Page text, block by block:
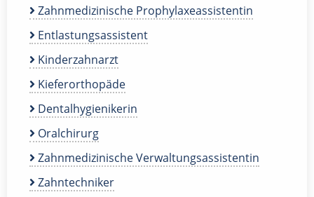
Zahnmedizinische Prophylaxeassistentin
Entlastungsassistent
Kinderzahnarzt
Kieferorthopäde
Dentalhygienikerin
Oralchirurg
Zahnmedizinische Verwaltungsassistentin
Zahntechniker